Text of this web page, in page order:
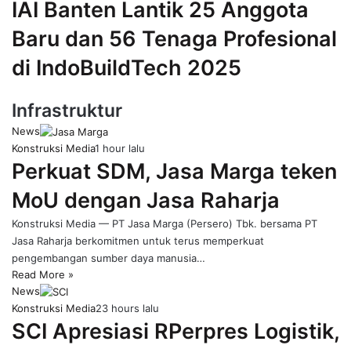
IAI Banten Lantik 25 Anggota
Baru dan 56 Tenaga Profesional
di IndoBuildTech 2025
Infrastruktur
News
Konstruksi Media1 hour lalu
Perkuat SDM, Jasa Marga teken
MoU dengan Jasa Raharja
Konstruksi Media — PT Jasa Marga (Persero) Tbk. bersama PT
Jasa Raharja berkomitmen untuk terus memperkuat
pengembangan sumber daya manusia…
Read More »
News
Konstruksi Media23 hours lalu
SCI Apresiasi RPerpres Logistik,